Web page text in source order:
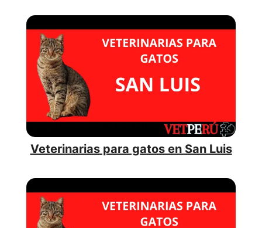
Veterinarias para gatos en San Luis